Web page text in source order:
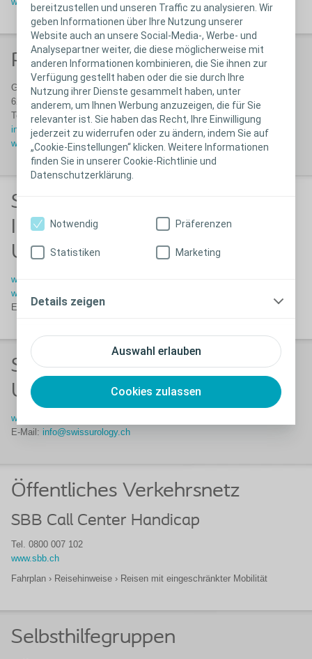
bereitzustellen und unseren Traffic zu analysieren. Wir
geben Informationen über Ihre Nutzung unserer
Website auch an unsere Social-Media-, Werbe- und
Analysepartner weiter, die diese möglicherweise mit
anderen Informationen kombinieren, die Sie ihnen zur
Verfügung gestellt haben oder die sie durch Ihre
Nutzung ihrer Dienste gesammelt haben, unter
anderem, um Ihnen Werbung anzuzeigen, die für Sie
relevanter ist. Sie haben das Recht, Ihre Einwilligung
jederzeit zu widerrufen oder zu ändern, indem Sie auf
„Cookie-Einstellungen“ klicken. Weitere Informationen
finden Sie in unserer Cookie-Richtlinie und
Datenschutzerklärung.
Auswahl erlauben
Cookies zulassen
Notwendig Präferenzen
Statistiken Marketing
Details zeigen
ParaHelp
Guido A. Zäch-Strasse 1
6207 Nottwil
Tel. 041 939 60 60
info@parahelp.ch
www.paraplegie.ch/parahelp/
Schweizerische
Interessengemeinschaft für
Urologiepflege (SIGUP)
www.sigup.ch
www.sigup.ch/kontakt-urotherapie
E-Mail:info@sigup.ch
Schweizerische Gesellschaft für
Urologie (SGU)
www.swissurology.ch/patienten
E-Mail: info@swissurology.ch
Öffentliches Verkehrsnetz
SBB Call Center Handicap
Tel. 0800 007 102
www.sbb.ch
Fahrplan › Reisehinweise › Reisen mit eingeschränkter Mobilität
Selbsthilfegruppen